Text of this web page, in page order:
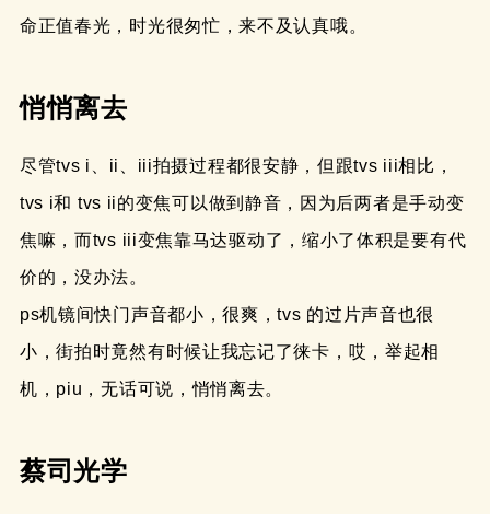
命正值春光，时光很匆忙，来不及认真哦。
悄悄离去
尽管tvs i、ii、iii拍摄过程都很安静，但跟tvs iii相比，
tvs i和 tvs ii的变焦可以做到静音，因为后两者是手动变
焦嘛，而tvs iii变焦靠马达驱动了，缩小了体积是要有代
价的，没办法。
ps机镜间快门声音都小，很爽，tvs 的过片声音也很
小，街拍时竟然有时候让我忘记了徕卡，哎，举起相
机，piu，无话可说，悄悄离去。
蔡司光学